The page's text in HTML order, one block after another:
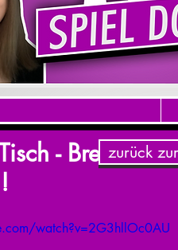
-
watch?v=2G3hllOc0AU
zurück